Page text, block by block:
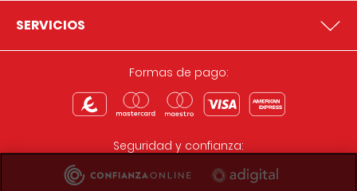
SERVICIOS
Formas de pago:
Seguridad y confianza: